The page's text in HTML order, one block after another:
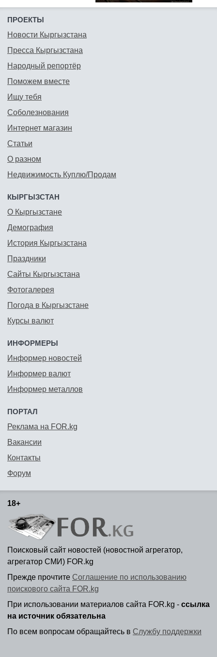
ПРОЕКТЫ
Новости Кыргызстана
Пресса Кыргызстана
Народный репортёр
Поможем вместе
Ищу тебя
Соболезнования
Интернет магазин
Статьи
О разном
Недвижимость Куплю/Продам
КЫРГЫЗСТАН
О Кыргызстане
Демография
История Кыргызстана
Праздники
Сайты Кыргызстана
Фотогалерея
Погода в Кыргызстане
Курсы валют
ИНФОРМЕРЫ
Информер новостей
Информер валют
Информер металлов
ПОРТАЛ
Реклама на FOR.kg
Вакансии
Контакты
Форум
18+
Поисковый сайт новостей (новостной агрегатор,
агрегатор СМИ) FOR.kg
Прежде прочтите Соглашение по использованию
поискового сайта FOR.kg
При использовании материалов сайта FOR.kg - ссылка
на источник обязательна
По всем вопросам обращайтесь в Службу поддержки